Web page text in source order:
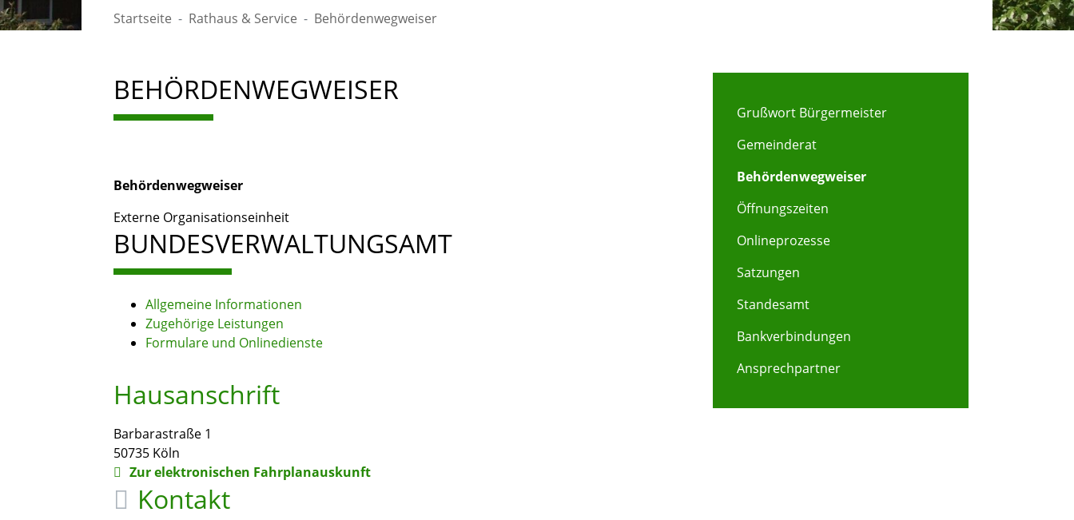
Startseite Rathaus & Service Behördenwegweiser
BEHÖRDENWEGWEISER
Behördenwegweiser
Externe Organisationseinheit
BUNDESVERWALTUNGSAMT
Allgemeine Informationen
Zugehörige Leistungen
Formulare und Onlinedienste
Hausanschrift
Barbarastraße 1
50735 Köln
Zur elektronischen Fahrplanauskunft
Kontakt
Grußwort Bürgermeister
Gemeinderat
Behördenwegweiser
Öffnungszeiten
Onlineprozesse
Satzungen
Standesamt
Bankverbindungen
Ansprechpartner